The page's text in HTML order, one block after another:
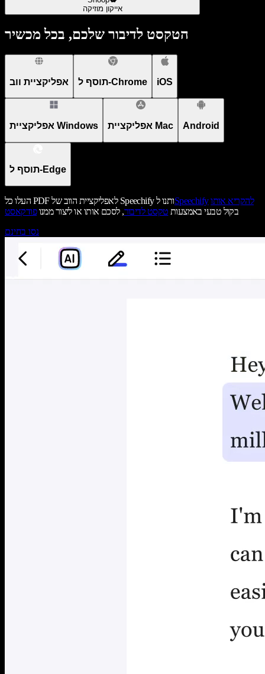
אייקון מוזיקה
הטקסט לדיבור שלכם, בכל מכשיר
אפליקציית ווב תוסף ל-Chrome iOS
אפליקציית Windows אפליקציית Mac Android
תוסף ל-Edge
העלו כל PDF לאפליקציית הווב של Speechify ותנו לSpeechify להקריא אותו
בקול טבעי באמצעות טקסט לדיבור, לסכם אותו או ליצור ממנופודקאסט
נסו בחינם